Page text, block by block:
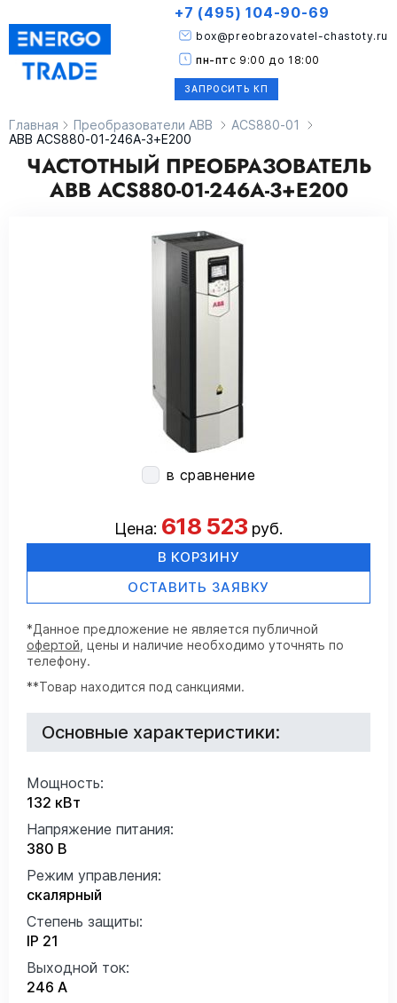
ЗАПРОСИТЬ КП
box@preobrazovatel-chastoty.ru
+7 (495) 104-90-69
пн-пт с 9:00 до 18:00
Главная Преобразователи ABB
ACS880-01
ABB ACS880-01-246A-3+E200
ЧАСТОТНЫЙ ПРЕОБРАЗОВАТЕЛЬ
ABB ACS880-01-246A-3+E200
в сравнение
Цена: 618 523руб.
В КОРЗИНУ
ОСТАВИТЬ ЗАЯВКУ
*Данное предложение не является публичной
офертой , цены и наличие необходимо уточнять по
телефону.
**Товар находится под санкциями.
Основные характеристики:
Мощность:
132 кВт
Напряжение питания:
380 В
Режим управления:
скалярный
Степень защиты:
IP 21
Выходной ток:
246 А